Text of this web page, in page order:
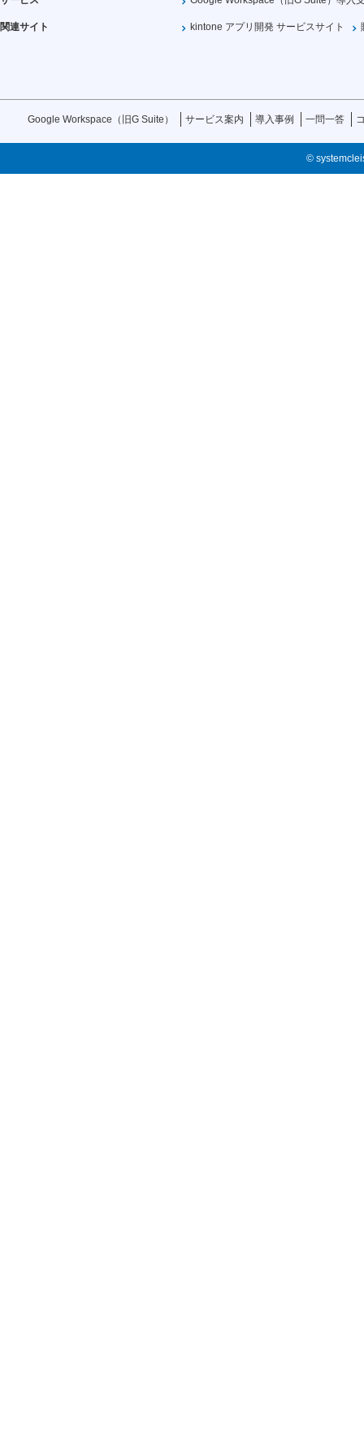
関連サイト kintone アプリ開発 サービスサイト
Google Workspace（旧G Suite） サービス案内 導入事例 一問一答
©